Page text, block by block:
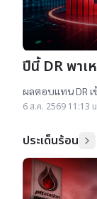
ปีนี้ DR พาเ
ผลตอบแทน
ผลตอบแทน DR เ
เผยสาเหตุออกใ
6 ส.ค. 2569 11:13
ประเด็นร้อน